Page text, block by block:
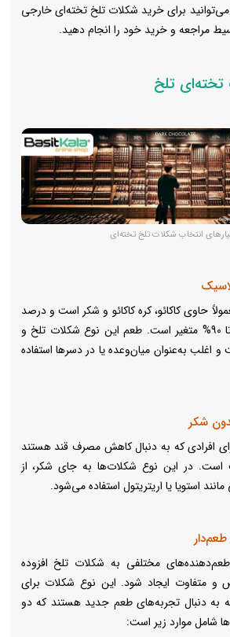
برای خرید شکلات تلخ تخته‌ای خارجی
مراجعه و خرید خود را انجام دهید.
تخته‌ای تلخ
انتخاب شکلات تلخ تخته‌ای
حاوی کاکائو، کره کاکائو و شکر است و درصد
کاکائوی آن بین 50% تا 90% متغیر است. طعم این نوع شکلات تلخ و
به‌عنوان میان‌وعده یا در دسرها استفاده
افرادی که به دنبال کاهش مصرف قند هستند
است. در این نوع شکلات‌ها به جای شکر، از
استویا یا اریتریتول استفاده می‌شود.
مختلفی به شکلات تلخ افزوده
متفاوت ایجاد شود. این نوع شکلات برای
دنبال تجربه‌های طعم جدید هستند که دو
شامل موارد زیر است: